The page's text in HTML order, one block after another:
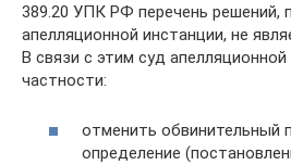
389.20 УПК РФ перечень решений,
апелляционной инстанции, не
В связи с этим суд апелляционной
частности:
отменить обвинительный
определение